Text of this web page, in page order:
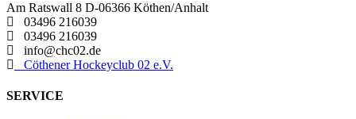
Am Ratswall 8 D-06366 Köthen/Anhalt

03496 216039

03496 216039

info@chc02.de

Cöthener Hockeyclub 02 e.V.
SERVICE